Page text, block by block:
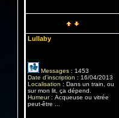
Lullaby
Messages : 1453
Date d'inscription : 16/04/2013
Localisation : Dans un train, ou
sur mon lit, ça dépend.
Humeur: Acqueuse ou vitrée
peut-être ...